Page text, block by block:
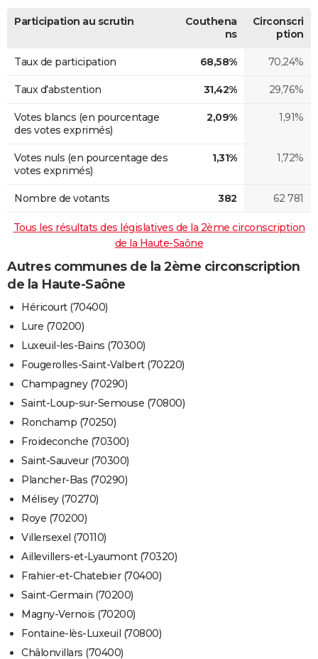
Participation au scrutin
Couthena
ns
Circonscri
ption
Taux de participation 68,58% 70,24%
Taux d'abstention 31,42% 29,76%
Votes blancs (en pourcentage
des votes exprimés)
2,09% 1,91%
Votes nuls (en pourcentage des
votes exprimés)
1,31% 1,72%
Nombre de votants 382 62 781
Tous les résultats des législatives de la 2ème circonscription
de la Haute-Saône
Autres communes de la 2ème circonscription
de la Haute-Saône
Héricourt (70400)
Lure (70200)
Luxeuil-les-Bains (70300)
Fougerolles-Saint-Valbert (70220)
Champagney (70290)
Saint-Loup-sur-Semouse (70800)
Ronchamp (70250)
Froideconche (70300)
Saint-Sauveur (70300)
Plancher-Bas (70290)
Mélisey (70270)
Roye (70200)
Villersexel (70110)
Aillevillers-et-Lyaumont (70320)
Frahier-et-Chatebier (70400)
Saint-Germain (70200)
Magny-Vernois (70200)
Fontaine-lès-Luxeuil (70800)
Châlonvillars (70400)